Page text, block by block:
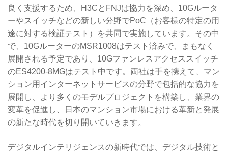
良く支援するため、H3CとFNJは協力を深め、10Gルータ
ーやスイッチなどの新しい分野でPoC（お客様の特定の用
途に対する検証テスト）を共同で実施しています。その中
で、10GルーターのMSR1008はテスト済みで、まもなく
展開される予定であり、10Gファンレスアクセススイッチ
のES4200-8MGはテスト中です。両社は手を携えて、マン
ション用インターネットサービスの分野で包括的な協力を
展開し、より多くのモデルプロジェクトを構築し、業界の
変革を促進し、日本のマンション市場における革新と発展
の新たな時代を切り開いていきます。
デジタルインテリジェンスの新時代では、デジタル技術と